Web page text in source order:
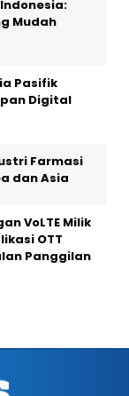
Mudah
Pasifik
Digital
Farmasi
dan Asia
VoLTE Milik
OTT
Panggilan